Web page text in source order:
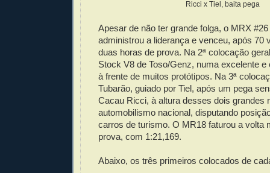
Ricci x Tiel, baita pega
Apesar de não ter grande folga, o MRX
administrou a liderança e venceu, após 70
duas horas de prova. Na 2ª colocação
Stock V8 de Toso/Genz, numa excelente
à frente de muitos protótipos. Na 3ª
Tubarão, guiado por Tiel, após um pega
Cacau Ricci, à altura desses dois grandes
automobilismo nacional, disputando
carros de turismo. O MR18 faturou a volta
prova, com 1:21,169.
Abaixo, os três primeiros colocados de